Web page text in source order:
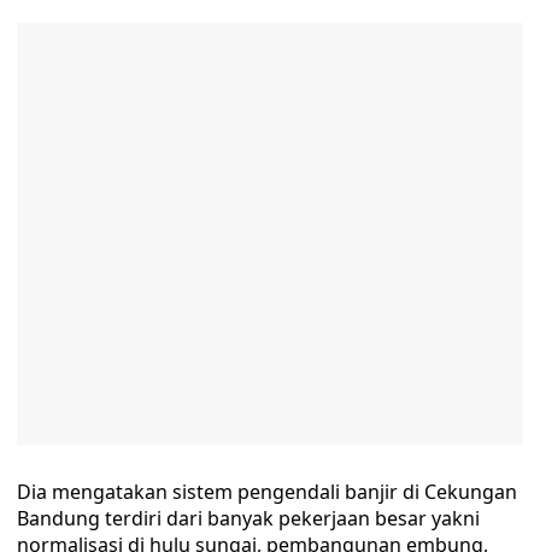
Dia mengatakan sistem pengendali banjir di Cekungan
Bandung terdiri dari banyak pekerjaan besar yakni
normalisasi di hulu sungai, pembangunan embung,